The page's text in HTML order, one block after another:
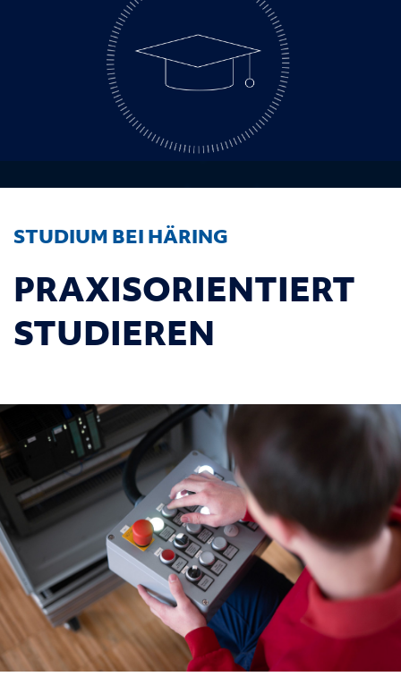
STUDIUM BEI HÄRING
PRAXISORIENTIERT
STUDIEREN